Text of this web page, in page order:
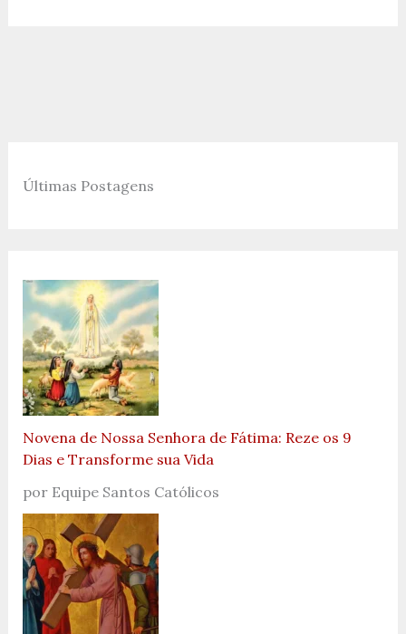
Últimas Postagens
Novena de Nossa Senhora de Fátima: Reze os 9
Dias e Transforme sua Vida
por Equipe Santos Católicos